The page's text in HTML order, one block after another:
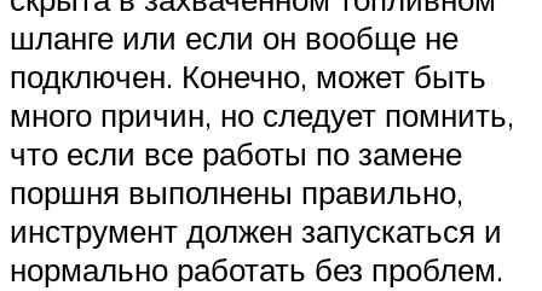
шланге или если он вообще не
подключен. Конечно, может быть
много причин, но следует помнить,
что если все работы по замене
поршня выполнены правильно,
инструмент должен запускаться и
нормально работать без проблем.